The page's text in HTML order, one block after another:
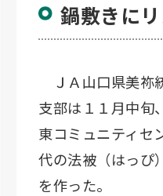
鍋敷きに
ＪＡ山口県美祢
支部は１１月中旬
東コミュニティセ
代の法被（はっぴ
を作った。